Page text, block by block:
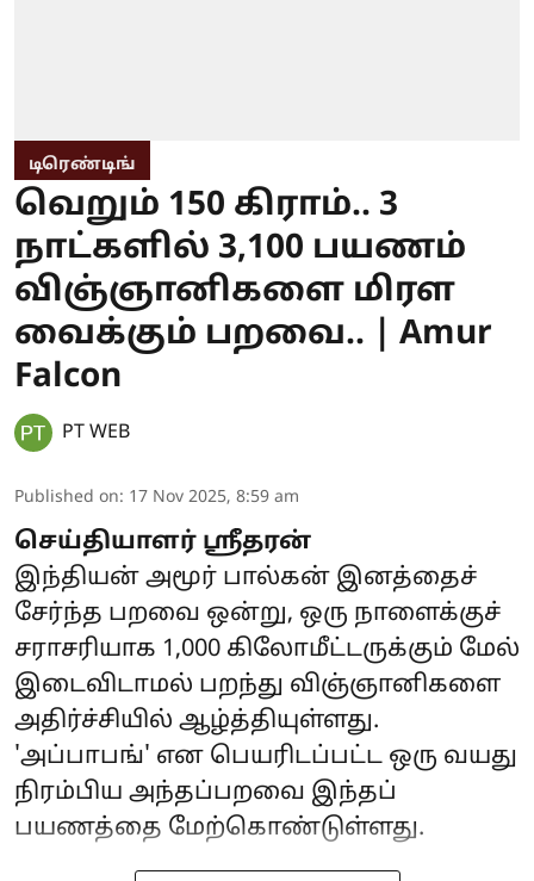
டிரெண்டிங்
வெறும் 150 கிராம்.. 3
நாட்களில் 3,100 பயணம்
விஞ்ஞானிகளை மிரள
வைக்கும் பறவை.. | Amur
Falcon
PT WEB
Published on: 17 Nov 2025, 8:59 am
செய்தியாளர் ஶ்ரீதரன்
இந்தியன் அமூர் பால்கன் இனத்தைச்
சேர்ந்த பறவை ஒன்று, ஒரு நாளைக்குச்
சராசரியாக 1,000 கிலோமீட்டருக்கும் மேல்
இடைவிடாமல் பறந்து விஞ்ஞானிகளை
அதிர்ச்சியில் ஆழ்த்தியுள்ளது.
'அப்பாபங்' என பெயரிடப்பட்ட ஒரு வயது
நிரம்பிய அந்தப்பறவை இந்தப்
பயணத்தை மேற்கொண்டுள்ளது.